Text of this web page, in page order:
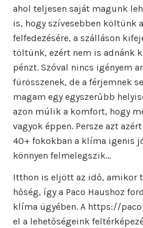
ahol teljesen saját magunk
is, hogy szívesebben költünk
felfedezésére, a szálláson
töltünk, ezért nem is adnánk
pénzt. Szóval nincs igényem
fürösszenek, de a férjemnek
magam egy egyszerűbb
azon múlik a komfort, hogy
vagyok éppen. Persze azt
40+ fokokban a klíma igenis
könnyen felmelegszik…
Itthon is eljött az idő, amikor
hőség, így a Paco Haushoz
klíma ügyében. A https://
el a lehetőségeink